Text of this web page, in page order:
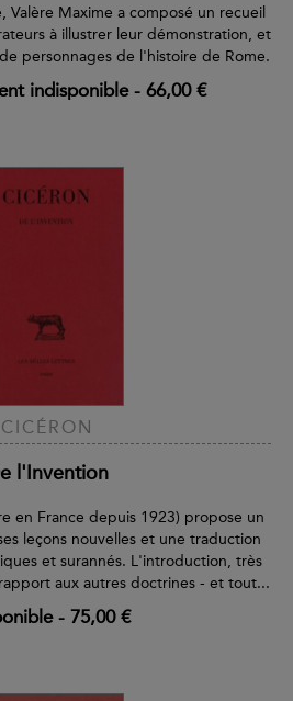
Maxime a composé un recueil
à illustrer leur démonstration, et
personnages de l'histoire de Rome.
indisponible- 66,00 €
CICÉRON
l'Invention
en France depuis 1923) propose un
leçons nouvelles et une traduction
et surannés. L'introduction, très
aux autres doctrines - et tout...
- 75,00 €